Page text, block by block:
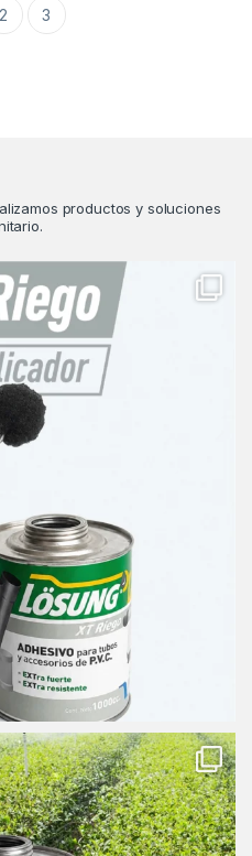
2 3
productos y soluciones